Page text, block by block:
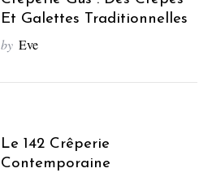
Et Galettes Traditionnelles
by Eve
Le 142 Crêperie
Contemporaine